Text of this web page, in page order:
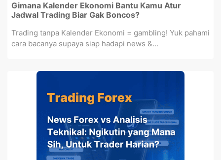
Gimana Kalender Ekonomi Bantu Kamu Atur
Jadwal Trading Biar Gak Boncos?
Trading tanpa Kalender Ekonomi = gambling! Yuk pahami
cara bacanya supaya siap hadapi news &...